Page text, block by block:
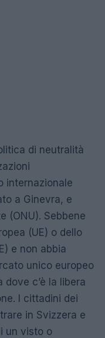
di neutralità
internazionale
a Ginevra, e
(ONU). Sebbene
(UE) o dello
e non abbia
unico europeo
dove c’è la libera
I cittadini dei
in Svizzera e
un visto o